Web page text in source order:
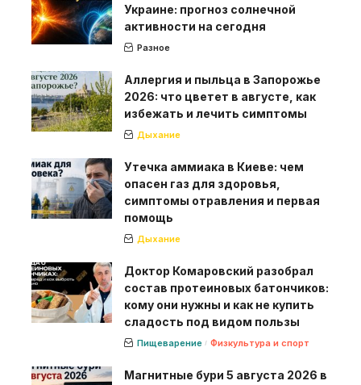
Украине: прогноз солнечной
активности на сегодня
Разное
Аллергия и пыльца в Запорожье
2026: что цветет в августе, как
избежать и лечить симптомы
Дыхание
Утечка аммиака в Киеве: чем
опасен газ для здоровья,
симптомы отравления и первая
помощь
Дыхание
Доктор Комаровский разобрал
состав протеиновых батончиков:
кому они нужны и как не купить
сладость под видом пользы
Пищеварение Физкультура и спорт
Магнитные бури 5 августа 2026 в